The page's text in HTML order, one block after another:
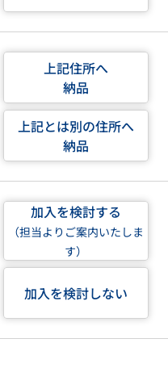
上記住所へ
納品
上記とは別の住所へ
納品
加入を検討する
（担当よりご案内いたしま
す）
加入を検討しない